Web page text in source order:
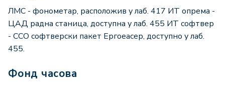
ЛМС - фонометар, расположив у лаб. 417 ИТ опрема -
ЦАД радна станица, доступна у лаб. 455 ИТ софтвер
- ССО софтверски пакет Ергоеасер, доступно у лаб.
455.
Фонд часова